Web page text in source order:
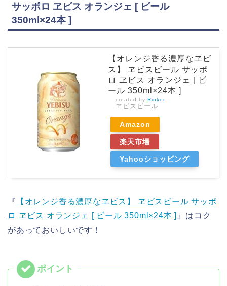
サッポロ ヱビス オランジェ [ ビール
350ml×24本 ]
【オレンジ香る濃厚なヱビ
ス】 ヱビスビール サッポ
ロ ヱビス オランジェ [ ビ
ール 350ml×24本 ]
created by Rinker
ヱビスビール
Amazon
楽天市場
Yahooショッピング
『
【オレンジ香る濃厚なヱビス】 ヱビスビール サッポ
ロ ヱビス オランジェ [ ビール 350ml×24本 ] 』はコク
があっておいしいです！